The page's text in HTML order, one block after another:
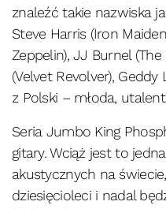
znaleźć takie nazwiska
Steve Harris (Iron
Zeppelin), JJ Burnel
(Velvet Revolver), Geddy
z Polski – młoda,
Seria Jumbo King
gitary. Wciąż jest to
akustycznych na
dziesięcioleci i nadal